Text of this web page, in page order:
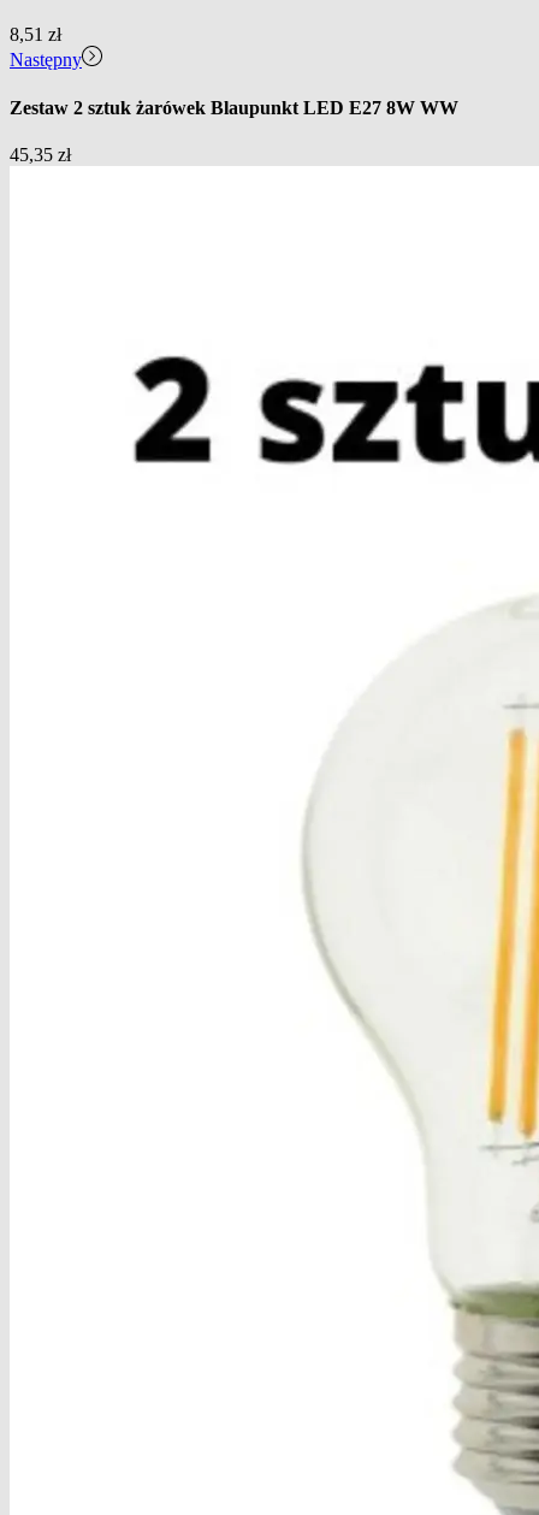
8,51 zł
Następny
Zestaw 2 sztuk żarówek Blaupunkt LED E27 8W WW
45,35 zł